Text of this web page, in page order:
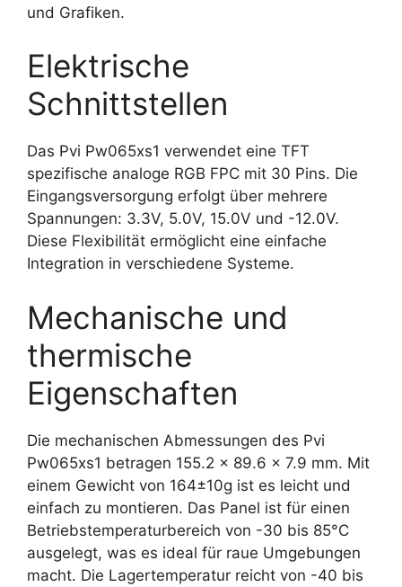
und Grafiken.
Elektrische
Schnittstellen
Das Pvi Pw065xs1 verwendet eine TFT
spezifische analoge RGB FPC mit 30 Pins. Die
Eingangsversorgung erfolgt über mehrere
Spannungen: 3.3V, 5.0V, 15.0V und -12.0V.
Diese Flexibilität ermöglicht eine einfache
Integration in verschiedene Systeme.
Mechanische und
thermische
Eigenschaften
Die mechanischen Abmessungen des Pvi
Pw065xs1 betragen 155.2 x 89.6 x 7.9 mm. Mit
einem Gewicht von 164±10g ist es leicht und
einfach zu montieren. Das Panel ist für einen
Betriebstemperaturbereich von -30 bis 85°C
ausgelegt, was es ideal für raue Umgebungen
macht. Die Lagertemperatur reicht von -40 bis